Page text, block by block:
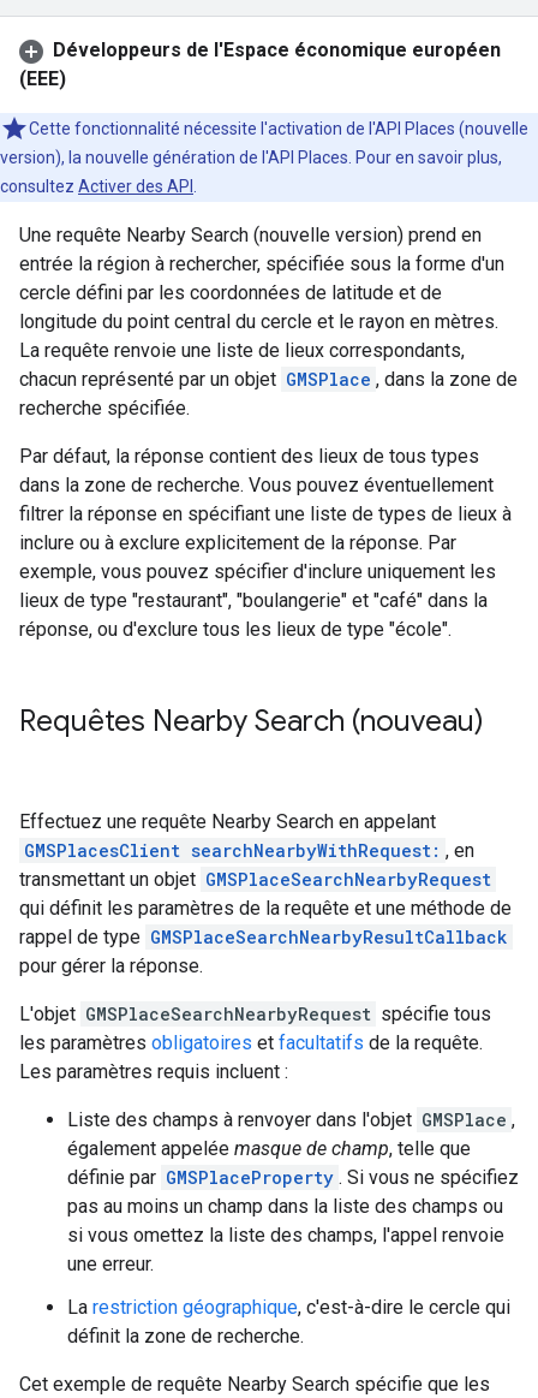
Développeurs de l'Espace économique européen
(EEE)
Cette fonctionnalité nécessite l'activation de l'API Places (nouvelle
version), la nouvelle génération de l'API Places. Pour en savoir plus,
consultez Activer des API
Une requête Nearby Search (nouvelle version) prend en
entrée la région à rechercher, spécifiée sous la forme d'un
cercle défini par les coordonnées de latitude et de
longitude du point central du cercle et le rayon en mètres.
La requête renvoie une liste de lieux correspondants,
chacun représenté par un objet GMSPlace , dans la zone de
recherche spécifiée.
Par défaut, la réponse contient des lieux de tous types
dans la zone de recherche. Vous pouvez éventuellement
filtrer la réponse en spécifiant une liste de types de lieux à
inclure ou à exclure explicitement de la réponse. Par
exemple, vous pouvez spécifier d'inclure uniquement les
lieux de type "restaurant", "boulangerie" et "café" dans la
réponse, ou d'exclure tous les lieux de type "école".
Requêtes Nearby Search (nouveau)
Effectuez une requête Nearby Search en appelant
GMSPlacesClient searchNearbyWithRequest: , en
transmettant un objet GMSPlaceSearchNearbyRequest
qui définit les paramètres de la requête et une méthode de
rappel de type GMSPlaceSearchNearbyResultCallback
pour gérer la réponse.
L'objet GMSPlaceSearchNearbyRequest spécifie tous
les paramètres obligatoires et facultatifs de la requête.
Les paramètres requis incluent :
Liste des champs à renvoyer dans l'objet GMSPlace ,
également appelée masque de champ, telle que
définie par GMSPlaceProperty . Si vous ne spécifiez
pas au moins un champ dans la liste des champs ou
si vous omettez la liste des champs, l'appel renvoie
une erreur.
La restriction géographique, c'est-à-dire le cercle qui
définit la zone de recherche.
Cet exemple de requête Nearby Search spécifie que les